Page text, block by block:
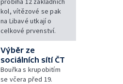
kol, vítězové se pak
na Libavé utkají o
celkové prvenství.
Výběr ze
sociálních sítí ČT
Bouřka s krupobitím
se včera před 19.